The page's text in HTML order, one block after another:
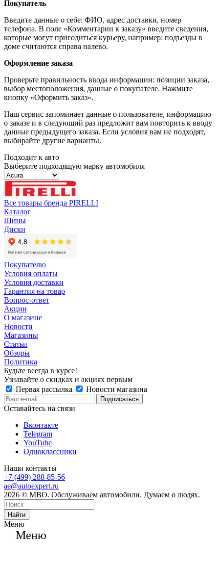
Покупатель
Введите данные о себе: ФИО, адрес доставки, номер
телефона. В поле «Комментарии к заказу» введите сведения,
которые могут пригодиться курьеру, например: подъезды в
доме считаются справа налево.
Оформление заказа
Проверьте правильность ввода информации: позиции заказа,
выбор местоположения, данные о покупателе. Нажмите
кнопку «Оформить заказ».
Наш сервис запоминает данные о пользователе, информацию
о заказе и в следующий раз предложит вам повторить к вводу
данные предыдущего заказа. Если условия вам не подходят,
выбирайте другие варианты.
Подходит к авто
Выберите подходящую марку автомобиля
Все товары бренда PIRELLI
Каталог
Шины
Диски
Покупателю
Условия оплаты
Условия доставки
Гарантия на товар
Вопрос-ответ
Акции
О магазине
Новости
Магазины
Статьи
Обзоры
Политика
Будьте всегда в курсе!
Узнавайте о скидках и акциях первым
Первая рассылка
Новости магазина
Оставайтесь на связи
Вконтакте
Telegram
YouTube
Одноклассники
Наши контакты
+7 (499) 288-85-56
ae@autoexpert.ru
2026 © МВО. Обслуживаем автомобили. Думаем о людях.
Найти
Меню
Меню